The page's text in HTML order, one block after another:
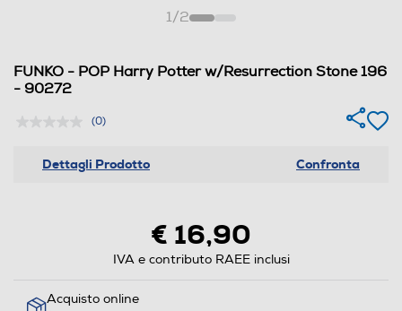
1/2
FUNKO - POP Harry Potter w/Resurrection Stone 196
- 90272
(0)
Dettagli Prodotto Confronta
€ 16,90
IVA e contributo RAEE inclusi
Acquisto online